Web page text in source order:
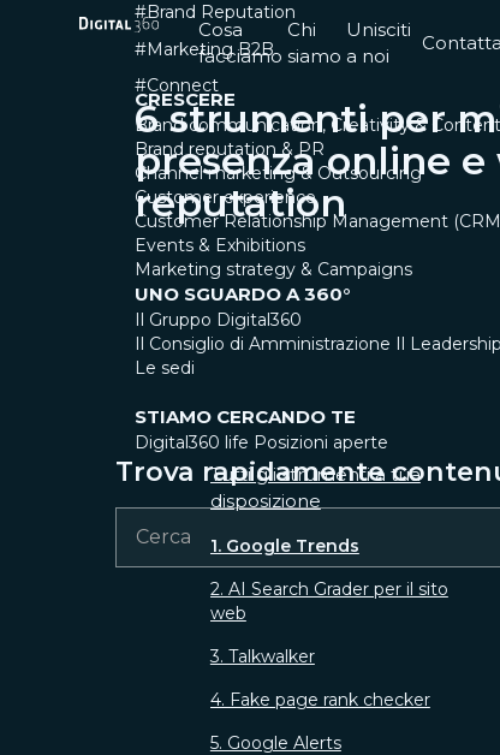
Cosa
facciamo
Chi
siamo
Unisciti
a noi
CRESCERE
Brand communication, Creativity & Content
Brand reputation & PR
Channel marketing & Outsourcing
Customer experience
Customer Relationship Management
Events & Exhibitions
Marketing strategy & Campaigns
UNO SGUARDO A 360°
Il Gruppo Digital360
Il Consiglio di Amministrazione Il
Le sedi
STIAMO CERCANDO TE
Digital360 life Posizioni aperte
Trova rapidamente
#Brand Reputation
#Marketing B2B
#Connect
6 strumenti per
presenza online e
reputation
Tutti gli strumenti a tua
disposizione
1. Google Trends
2. AI Search Grader per il sito
web
3. Talkwalker
4. Fake page rank checker
5. Google Alerts